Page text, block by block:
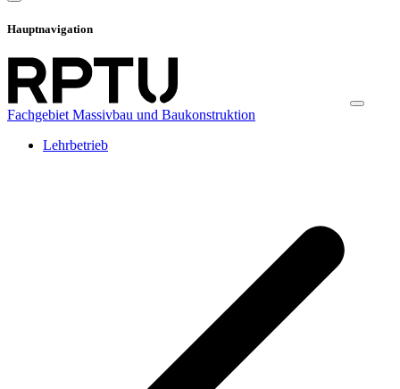
Hauptnavigation
Fachgebiet Massivbau und Baukonstruktion
Lehrbetrieb